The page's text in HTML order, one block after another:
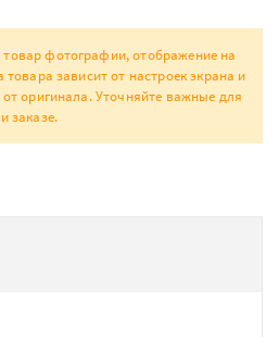
фотографии, отображение на
товара зависит от настроек экрана и
оригинала. Уточняйте важные для
заказе.